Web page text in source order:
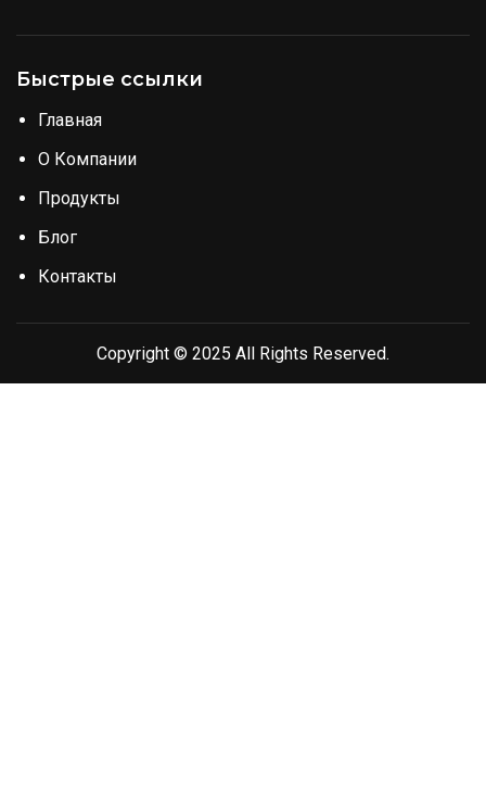
Быстрые ссылки
Главная
О Компании
Продукты
Блог
Контакты
Copyright © 2025 All Rights Reserved.